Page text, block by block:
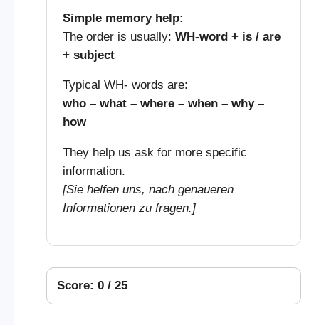
Simple memory help:
The order is usually: WH-word + is / are
+ subject
Typical WH- words are:
who – what – where – when – why –
how
They help us ask for more specific
information.
[Sie helfen uns, nach genaueren
Informationen zu fragen.]
Score: 0 / 25